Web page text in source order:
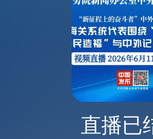
直播已